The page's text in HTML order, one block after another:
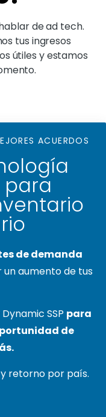
de ad tech.
tus ingresos
útiles y estamos
ACUERDOS
de demanda
aumento de tus
SSP para
de
retorno por país.